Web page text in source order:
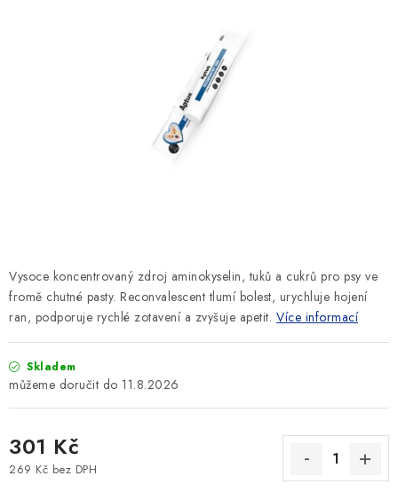
Vysoce koncentrovaný zdroj aminokyselin, tuků a cukrů pro psy ve
fromě chutné pasty. Reconvalescent tlumí bolest, urychluje hojení
ran, podporuje rychlé zotavení a zvyšuje apetit. Více informací
Skladem
11.8.2026
301 Kč
269 Kč bez DPH